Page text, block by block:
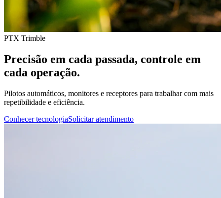
PTX Trimble
Precisão em cada passada, controle em
cada operação.
Pilotos automáticos, monitores e receptores para trabalhar com mais
repetibilidade e eficiência.
Conhecer tecnologiaSolicitar atendimento